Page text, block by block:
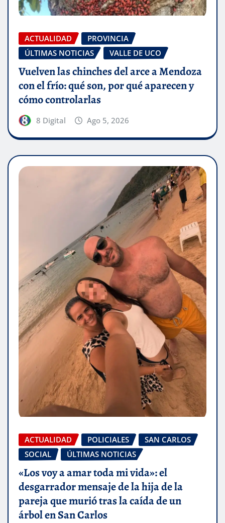
ACTUALIDAD
PROVINCIA
ÚLTIMAS NOTICIAS
VALLE DE UCO
Vuelven las chinches del arce a Mendoza
con el frío: qué son, por qué aparecen y
cómo controlarlas
8 Digital Ago 5, 2026
ACTUALIDAD POLICIALES
SAN CARLOS
SOCIAL
ÚLTIMAS NOTICIAS
«Los voy a amar toda mi vida»: el
desgarrador mensaje de la hija de la
pareja que murió tras la caída de un
árbol en San Carlos